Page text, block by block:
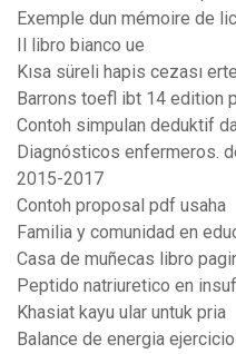
Exemple dun mémoire de
Il libro bianco ue
Kısa süreli hapis cezası
Barrons toefl ibt 14 edition
Contoh simpulan deduktif
Diagnósticos enfermeros.
2015-2017
Contoh proposal pdf usaha
Familia y comunidad en
Casa de muñecas libro
Peptido natriuretico en
Khasiat kayu ular untuk pria
Balance de energia